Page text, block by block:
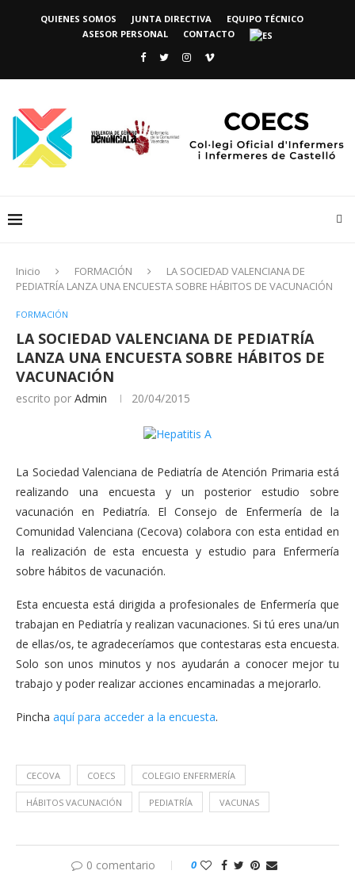
QUIENES SOMOS JUNTA DIRECTIVA
EQUIPO TÉCNICO
ASESOR PERSONAL
CONTACTO
Inicio FORMACIÓN
LA SOCIEDAD VALENCIANA DE
PEDIATRÍA LANZA UNA ENCUESTA SOBRE HÁBITOS DE VACUNACIÓN
FORMACIÓN
LA SOCIEDAD VALENCIANA DE PEDIATRÍA
LANZA UNA ENCUESTA SOBRE HÁBITOS DE
VACUNACIÓN
escrito por Admin 20/04/2015
La Sociedad Valenciana de Pediatría de Atención Primaria está
realizando una encuesta y un posterior estudio sobre
vacunación en Pediatría. El Consejo de Enfermería de la
Comunidad Valenciana (Cecova) colabora con esta entidad en
la realización de esta encuesta y estudio para Enfermería
sobre hábitos de vacunación.
Esta encuesta está dirigida a profesionales de Enfermería que
trabajan en Pediatría y realizan vacunaciones. Si tú eres una/un
de ellas/os, te agradeceríamos que contestaras esta encuesta.
Solo son unos minutos y nos ayudarán a conocer mejor tu
trabajo y poder realizar acciones encaminadas a mejorarlo.
Pincha aquí para acceder a la encuesta.
CECOVA COECS COLEGIO ENFERMERÍA
HÁBITOS VACUNACIÓN PEDIATRÍA VACUNAS
0 comentario 0